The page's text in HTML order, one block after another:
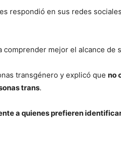
respondió en sus redes
comprender mejor el alcance de
transgénero y explicó que no
trans.
a quienes prefieren